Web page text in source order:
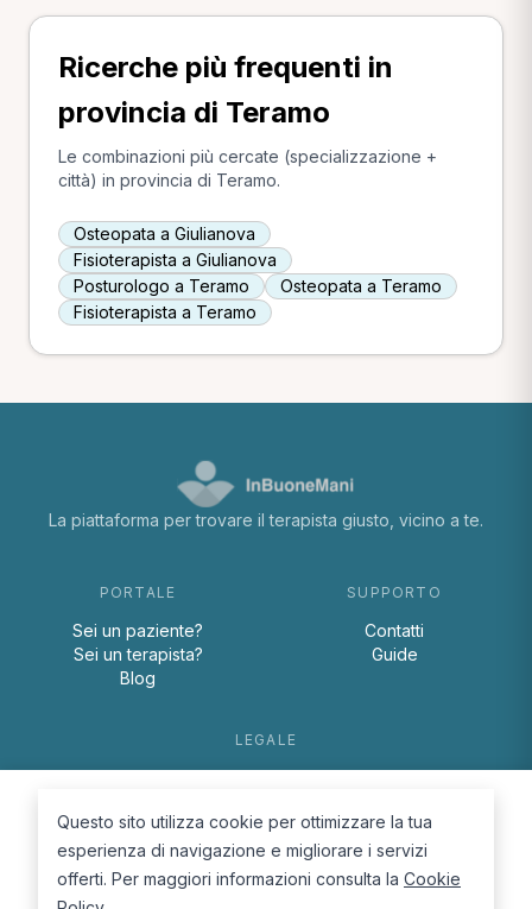
Ricerche più frequenti in
provincia di Teramo
Le combinazioni più cercate (specializzazione +
città) in provincia di Teramo.
Osteopata a Giulianova
Fisioterapista a Giulianova
Posturologo a Teramo
Osteopata a Teramo
Fisioterapista a Teramo
La piattaforma per trovare il terapista giusto, vicino a te.
PORTALE
Sei un paziente?
Sei un terapista?
Blog
SUPPORTO
Contatti
Guide
LEGALE
Cookie Policy
Questo sito utilizza cookie per ottimizzare la tua
esperienza di navigazione e migliorare i servizi
offerti. Per maggiori informazioni consulta la Cookie